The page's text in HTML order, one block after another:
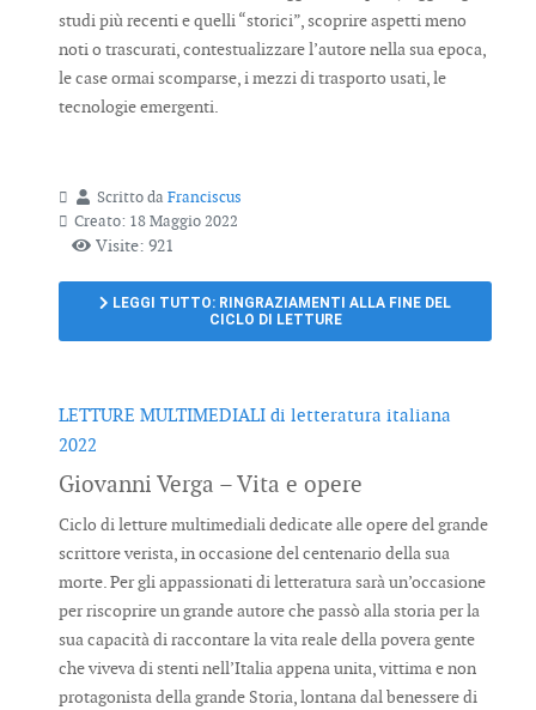
studi più recenti e quelli “storici”, scoprire aspetti meno
noti o trascurati, contestualizzare l’autore nella sua epoca,
le case ormai scomparse, i mezzi di trasporto usati, le
tecnologie emergenti.
Scritto da Franciscus
Creato: 18 Maggio 2022
Visite: 921
LEGGI TUTTO: RINGRAZIAMENTI ALLA FINE DEL
CICLO DI LETTURE
LETTURE MULTIMEDIALI di letteratura italiana
2022
Giovanni Verga – Vita e opere
Ciclo di letture multimediali dedicate alle opere del grande
scrittore verista, in occasione del centenario della sua
morte. Per gli appassionati di letteratura sarà un’occasione
per riscoprire un grande autore che passò alla storia per la
sua capacità di raccontare la vita reale della povera gente
che viveva di stenti nell’Italia appena unita, vittima e non
protagonista della grande Storia, lontana dal benessere di